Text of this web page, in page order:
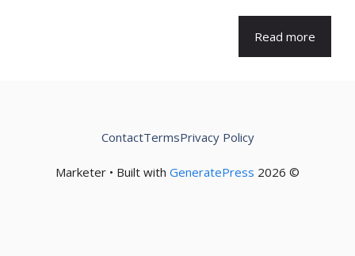
Read more
© 2026 Marketer • Built with
GeneratePress
Privacy Policy
Terms
Contact